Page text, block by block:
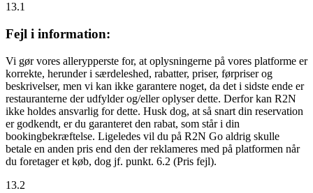
13.1
Fejl i information:
Vi gør vores allerypperste for, at oplysningerne på vores platforme er
korrekte, herunder i særdeleshed, rabatter, priser, førpriser og
beskrivelser, men vi kan ikke garantere noget, da det i sidste ende er
restauranterne der udfylder og/eller oplyser dette. Derfor kan R2N
ikke holdes ansvarlig for dette. Husk dog, at så snart din reservation
er godkendt, er du garanteret den rabat, som står i din
bookingbekræftelse. Ligeledes vil du på R2N Go aldrig skulle
betale en anden pris end den der reklameres med på platformen når
du foretager et køb, dog jf. punkt. 6.2 (Pris fejl).
13.2